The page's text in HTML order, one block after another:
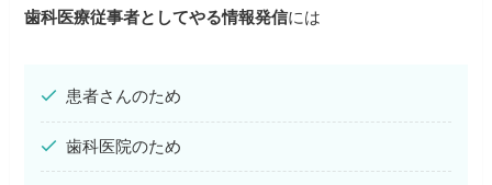
歯科医療従事者としてやる情報発信には
患者さんのため
歯科医院のため